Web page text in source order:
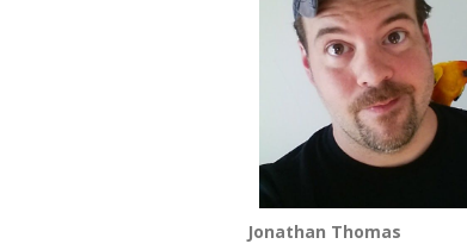
Jonathan Thomas